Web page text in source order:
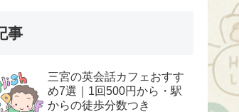
事
三宮の英会話カフェおすす
め7選｜1回500円から・駅
からの徒歩分数つき